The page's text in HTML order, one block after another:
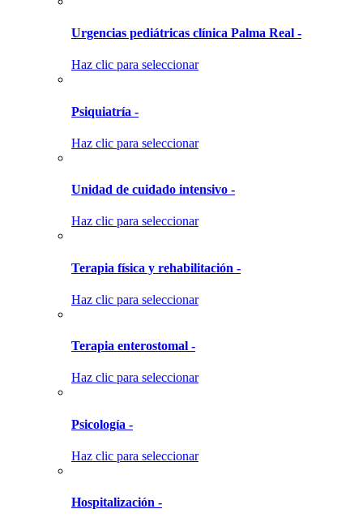
Urgencias pediátricas clínica Palma Real -
Haz clic para seleccionar
Psiquiatría -
Haz clic para seleccionar
Unidad de cuidado intensivo -
Haz clic para seleccionar
Terapia física y rehabilitación -
Haz clic para seleccionar
Terapia enterostomal -
Haz clic para seleccionar
Psicología -
Haz clic para seleccionar
Hospitalización -